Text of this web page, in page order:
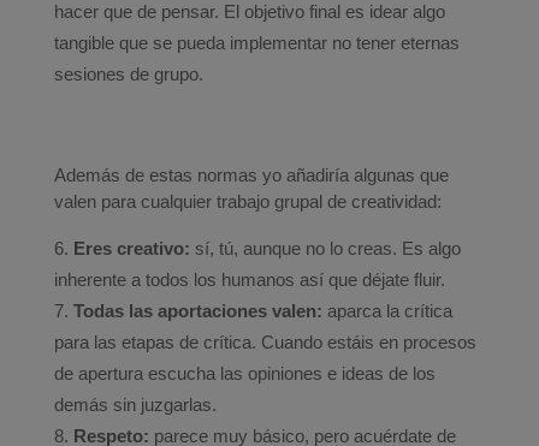
hacer que de pensar. El objetivo final es idear algo
tangible que se pueda implementar no tener eternas
sesiones de grupo.
Además de estas normas yo añadiría algunas que
valen para cualquier trabajo grupal de creatividad:
Eres creativo: sí, tú, aunque no lo creas. Es algo
inherente a todos los humanos así que déjate fluir.
Todas las aportaciones valen: aparca la crítica
para las etapas de crítica. Cuando estáis en procesos
de apertura escucha las opiniones e ideas de los
demás sin juzgarlas.
Respeto: parece muy básico, pero acuérdate de